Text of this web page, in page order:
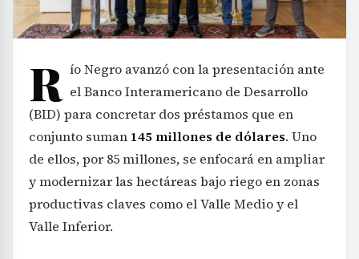
R ío Negro avanzó con la presentación ante
el Banco Interamericano de Desarrollo
(BID) para concretar dos préstamos que en
conjunto suman 145 millones de dólares. Uno
de ellos, por 85 millones, se enfocará en ampliar
y modernizar las hectáreas bajo riego en zonas
productivas claves como el Valle Medio y el
Valle Inferior.